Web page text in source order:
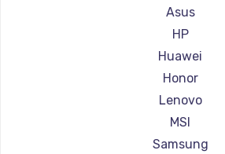
Ремонт ноутбуков
Ремонт ноутбуков
Ремонт ноутбуков
Ремонт ноутбуков
Ремонт ноутбуков
Ремонт ноутбуков
Ремонт ноутбуков
Asus
HP
Huawei
Honor
Lenovo
MSI
Samsung